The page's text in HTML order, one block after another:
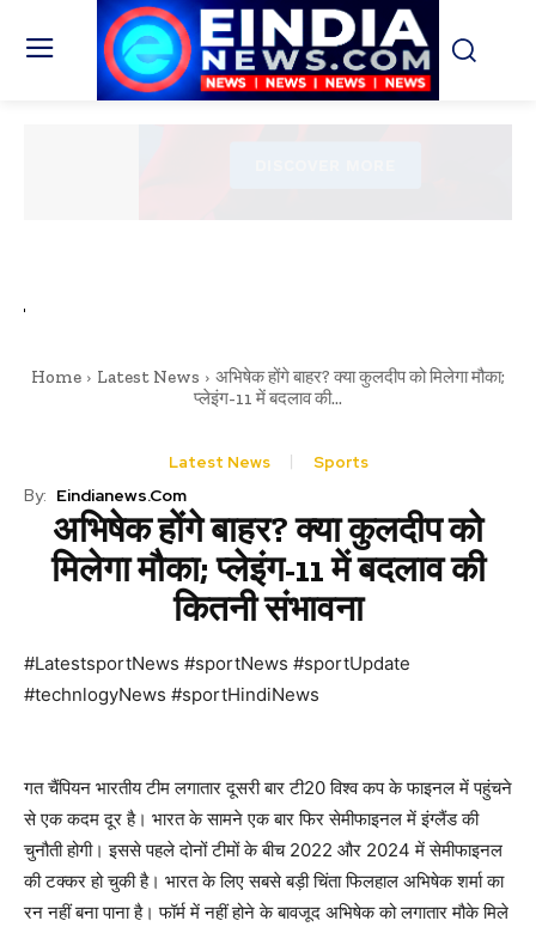
Home Latest News
अभिषेक होंगे बाहर? क्या कुलदीप को मिलेगा मौका;
प्लेइंग-11 में बदलाव की...
Latest News Sports
By: Eindianews.com
अभिषेक होंगे बाहर? क्या कुलदीप को
मिलेगा मौका; प्लेइंग-11 में बदलाव की
कितनी संभावना
#LatestsportNews #sportNews #sportUpdate
#technlogyNews #sportHindiNews
गत चैंपियन भारतीय टीम लगातार दूसरी बार टी20 विश्व कप के फाइनल में पहुंचने
से एक कदम दूर है। भारत के सामने एक बार फिर सेमीफाइनल में इंग्लैंड की
चुनौती होगी। इससे पहले दोनों टीमों के बीच 2022 और 2024 में सेमीफाइनल
की टक्कर हो चुकी है। भारत के लिए सबसे बड़ी चिंता फिलहाल अभिषेक शर्मा का
रन नहीं बना पाना है। फॉर्म में नहीं होने के बावजूद अभिषेक को लगातार मौके मिले